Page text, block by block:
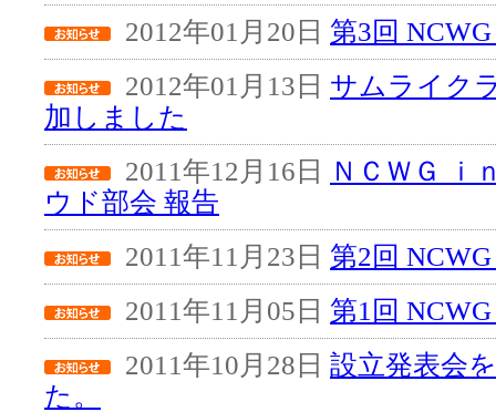
2012年01月20日 第3回
2012年01月13日 サムライク
加しました
2011年12月16日
ＮＣＷＧ ｉ
ウド部会 報告
2011年11月23日 第2回
2011年11月05日 第1回
2011年10月28日 設立発表会
た。